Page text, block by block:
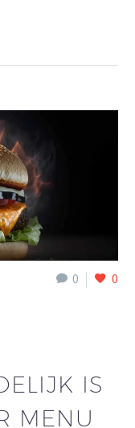
0 0
IS
MENU